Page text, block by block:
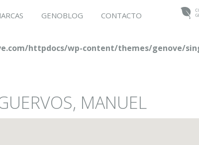
GENOBLOG CONTACTO
httpdocs/wp-content/themes/genove/
MANUEL